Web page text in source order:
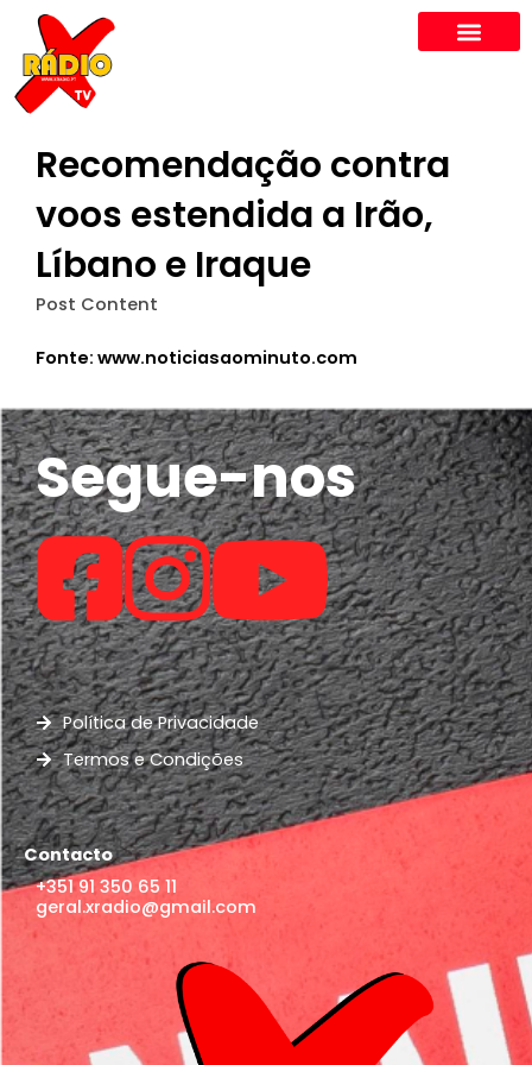
content
Recomendação contra
voos estendida a Irão,
Líbano e Iraque
Post Content
Fonte: www.noticiasaominuto.com
Segue-nos
Política de Privacidade
Termos e Condições
Contacto
+351 91 350 65 11
geral.xradio@gmail.com